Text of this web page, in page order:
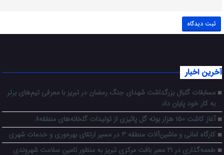
آخرین اخبار
مسابقات گلبال بزرگداشت شهدای جنگ رمضان در تبریز با معرفی تیم‌های برتر
به کار خود پایان داد
آغاز کاشت ۱۵۰ هزار بوته گل پائیزی از تولیدات گلخانه‌های منطقه۸
کارگاه امانی و ماشین‌آلات منطقه ۳ در مسیر ارتقای بهره‌وری و خدمات شهری
طعمه‌گذاری در ۲۱ معبر بافت مرکزی تبریز به منظور تامین سلامت شهروندی